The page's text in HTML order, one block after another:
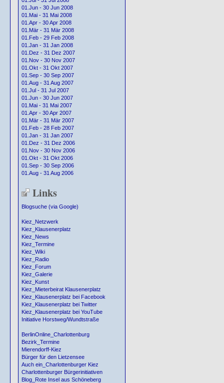
01.Jun - 30 Jun 2008
01.Mai - 31 Mai 2008
01.Apr - 30 Apr 2008
01.Mär - 31 Mär 2008
01.Feb - 29 Feb 2008
01.Jan - 31 Jan 2008
01.Dez - 31 Dez 2007
01.Nov - 30 Nov 2007
01.Okt - 31 Okt 2007
01.Sep - 30 Sep 2007
01.Aug - 31 Aug 2007
01.Jul - 31 Jul 2007
01.Jun - 30 Jun 2007
01.Mai - 31 Mai 2007
01.Apr - 30 Apr 2007
01.Mär - 31 Mär 2007
01.Feb - 28 Feb 2007
01.Jan - 31 Jan 2007
01.Dez - 31 Dez 2006
01.Nov - 30 Nov 2006
01.Okt - 31 Okt 2006
01.Sep - 30 Sep 2006
01.Aug - 31 Aug 2006
Links
Blogsuche (via Google)
Kiez_Netzwerk
Kiez_Klausenerplatz
Kiez_News
Kiez_Termine
Kiez_Wiki
Kiez_Radio
Kiez_Forum
Kiez_Galerie
Kiez_Kunst
Kiez_Mieterbeirat Klausenerplatz
Kiez_Klausenerplatz bei Facebook
Kiez_Klausenerplatz bei Twitter
Kiez_Klausenerplatz bei YouTube
Initiative Horstweg/Wundtstraße
BerlinOnline_Charlottenburg
Bezirk_Termine
Mierendorff-Kiez
Bürger für den Lietzensee
Auch ein_Charlottenburger Kiez
Charlottenburger Bürgerinitiativen
Blog_Rote Insel aus Schöneberg